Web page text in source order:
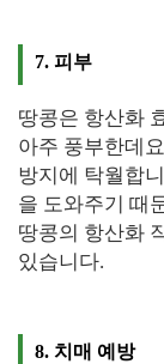
7. 피부
땅콩은 항산화
아주 풍부한데
방지에 탁월합
을 도와주기 때
땅콩의 항산화
있습니다.
8. 치매 예방